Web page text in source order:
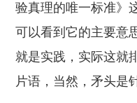
验真理的唯一标准》
可以看到它的主要意
就是实践，实际这就
片语，当然，矛头是